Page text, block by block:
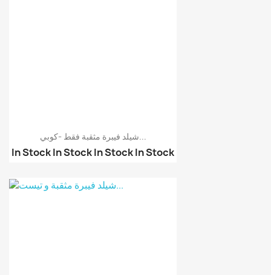
شيلد فيبرة مثقبة فقط -كوبي...
In StockIn StockIn StockIn Stock
شيلد فيبرة مثقبة و تيس...